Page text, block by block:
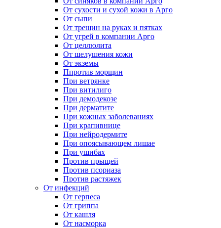
От сухости и сухой кожи в Арго
От сыпи
От трещин на руках и пятках
От угрей в компании Арго
От целлюлита
От шелушения кожи
От экземы
Ппротив морщин
При ветрянке
При витилиго
При демодекозе
При дерматите
При кожных заболеваниях
При крапивнице
При нейродермите
При опоясывающем лишае
При ушибах
Против прыщей
Против псориаза
Против растяжек
От инфекций
От герпеса
От гриппа
От кашля
От насморка